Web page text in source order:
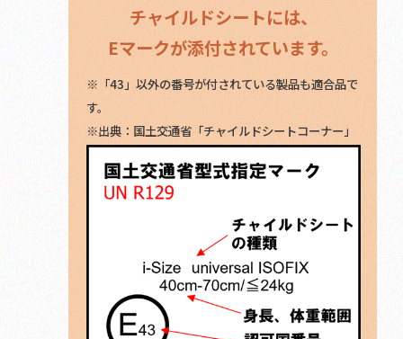
チャイルドシートには、
Eマークが添付されています。
※「43」以外の番号が付されている製品も適合品で
す。
※出典：国土交通省「チャイルドシートコーナー」